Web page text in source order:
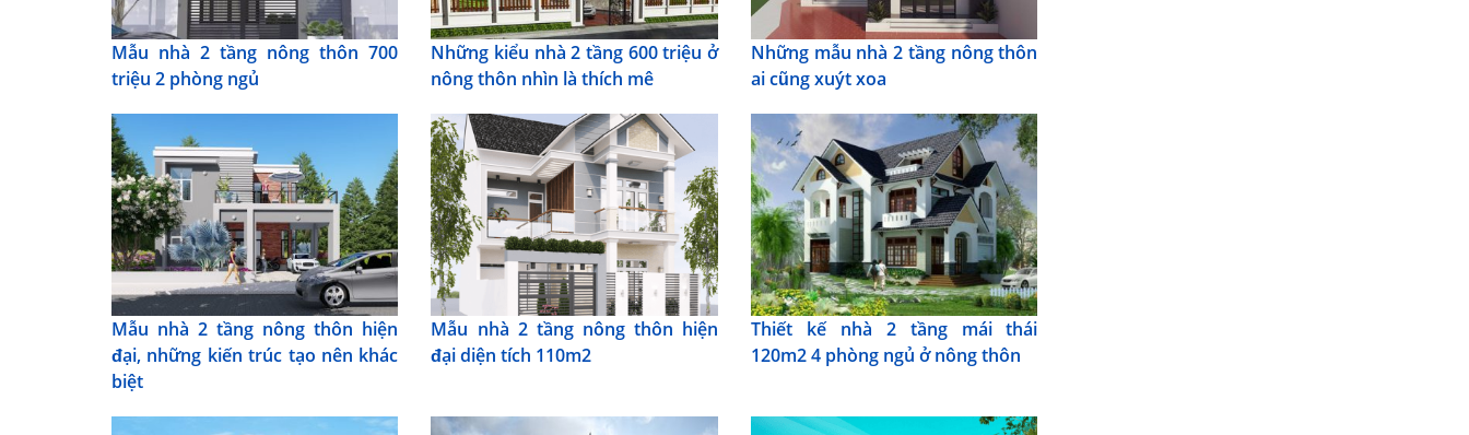
Mẫu nhà 2 tầng nông thôn 700
triệu 2 phòng ngủ
Những kiểu nhà 2 tầng 600 triệu ở
nông thôn nhìn là thích mê
Những mẫu nhà 2 tầng nông thôn
ai cũng xuýt xoa
Mẫu nhà 2 tầng nông thôn hiện
đại, những kiến trúc tạo nên khác
biệt
Mẫu nhà 2 tầng nông thôn hiện
đại diện tích 110m2
Thiết kế nhà 2 tầng mái thái
120m2 4 phòng ngủ ở nông thôn